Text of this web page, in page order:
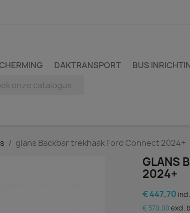
DAKTRANSPORT BUS
glans Backbar trekhaak Ford Connect 2024+
GLANS
2024+
€ 447,70
€ 370,00 excl.